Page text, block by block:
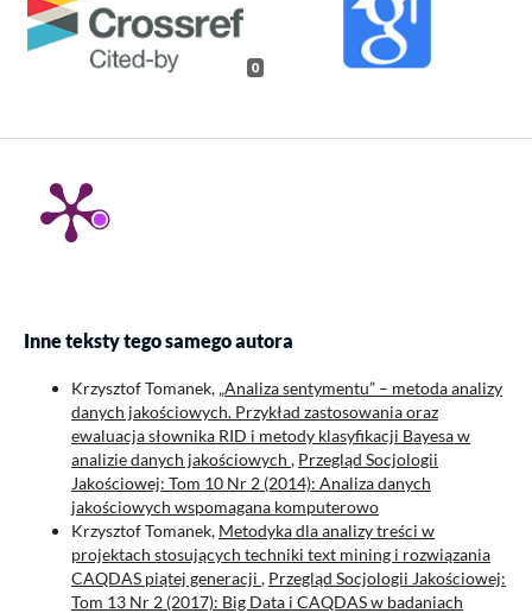
0
Inne teksty tego samego autora
Krzysztof Tomanek, „Analiza sentymentu” – metoda analizy
danych jakościowych. Przykład zastosowania oraz
ewaluacja słownika RID i metody klasyfikacji Bayesa w
analizie danych jakościowych , Przegląd Socjologii
Jakościowej: Tom 10 Nr 2 (2014): Analiza danych
jakościowych wspomagana komputerowo
Krzysztof Tomanek, Metodyka dla analizy treści w
projektach stosujących techniki text mining i rozwiązania
CAQDAS piątej generacji , Przegląd Socjologii Jakościowej:
Tom 13 Nr 2 (2017): Big Data i CAQDAS w badaniach